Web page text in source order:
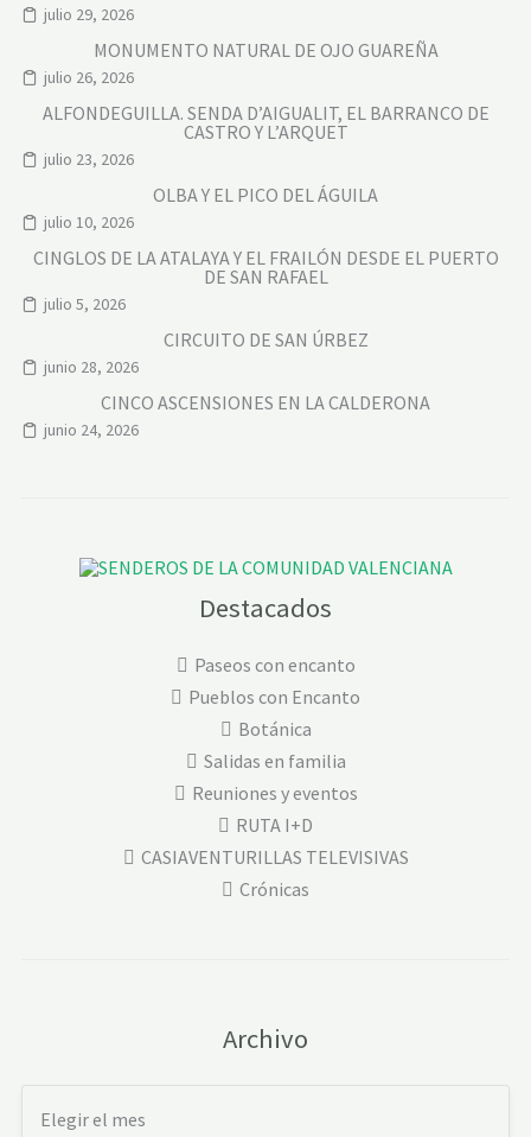
julio 29, 2026
MONUMENTO NATURAL DE OJO GUAREÑA
julio 26, 2026
ALFONDEGUILLA. SENDA D’AIGUALIT, EL BARRANCO DE
CASTRO Y L’ARQUET
julio 23, 2026
OLBA Y EL PICO DEL ÁGUILA
julio 10, 2026
CINGLOS DE LA ATALAYA Y EL FRAILÓN DESDE EL PUERTO
DE SAN RAFAEL
julio 5, 2026
CIRCUITO DE SAN ÚRBEZ
junio 28, 2026
CINCO ASCENSIONES EN LA CALDERONA
junio 24, 2026
Destacados
Paseos con encanto
Pueblos con Encanto
Botánica
Salidas en familia
Reuniones y eventos
RUTA I+D
CASIAVENTURILLAS TELEVISIVAS
Crónicas
Archivo